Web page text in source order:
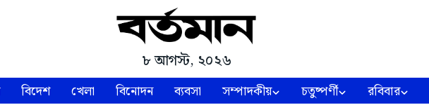
৮ আগস্ট, ২০২৬
বিদেশ খেলা বিনোদন ব্যবসা সম্পাদকীয় চতুষ্পর্ণী রবিবার